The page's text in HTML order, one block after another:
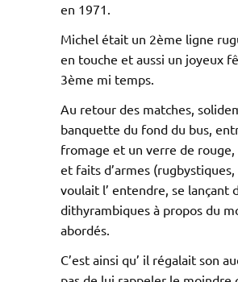
en 1971.
Michel était un 2ème ligne
en touche et aussi un joyeux
3ème mi temps.
Au retour des matches,
banquette du fond du bus,
fromage et un verre de
et faits d’armes
voulait l’ entendre, se lançant
dithyrambiques à propos du
abordés.
C’est ainsi qu’ il régalait son